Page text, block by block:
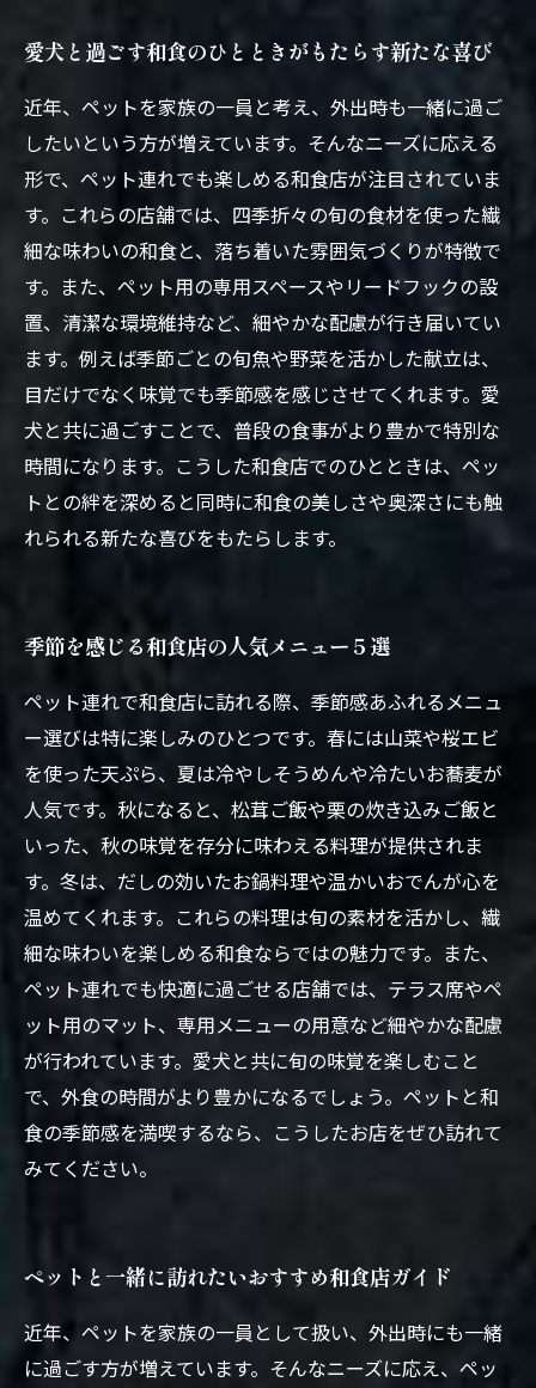
愛犬と過ごす和食のひとときがもたらす新たな喜び
近年、ペットを家族の一員と考え、外出時も一緒に過ご
したいという方が増えています。そんなニーズに応える
形で、ペット連れでも楽しめる和食店が注目されていま
す。これらの店舗では、四季折々の旬の食材を使った繊
細な味わいの和食と、落ち着いた雰囲気づくりが特徴で
す。また、ペット用の専用スペースやリードフックの設
置、清潔な環境維持など、細やかな配慮が行き届いてい
ます。例えば季節ごとの旬魚や野菜を活かした献立は、
目だけでなく味覚でも季節感を感じさせてくれます。愛
犬と共に過ごすことで、普段の食事がより豊かで特別な
時間になります。こうした和食店でのひとときは、ペッ
トとの絆を深めると同時に和食の美しさや奥深さにも触
れられる新たな喜びをもたらします。
季節を感じる和食店の人気メニュー５選
ペット連れで和食店に訪れる際、季節感あふれるメニュ
ー選びは特に楽しみのひとつです。春には山菜や桜エビ
を使った天ぷら、夏は冷やしそうめんや冷たいお蕎麦が
人気です。秋になると、松茸ご飯や栗の炊き込みご飯と
いった、秋の味覚を存分に味わえる料理が提供されま
す。冬は、だしの効いたお鍋料理や温かいおでんが心を
温めてくれます。これらの料理は旬の素材を活かし、繊
細な味わいを楽しめる和食ならではの魅力です。また、
ペット連れでも快適に過ごせる店舗では、テラス席やペ
ット用のマット、専用メニューの用意など細やかな配慮
が行われています。愛犬と共に旬の味覚を楽しむこと
で、外食の時間がより豊かになるでしょう。ペットと和
食の季節感を満喫するなら、こうしたお店をぜひ訪れて
みてください。
ペットと一緒に訪れたいおすすめ和食店ガイド
近年、ペットを家族の一員として扱い、外出時にも一緒
に過ごす方が増えています。そんなニーズに応え、ペッ